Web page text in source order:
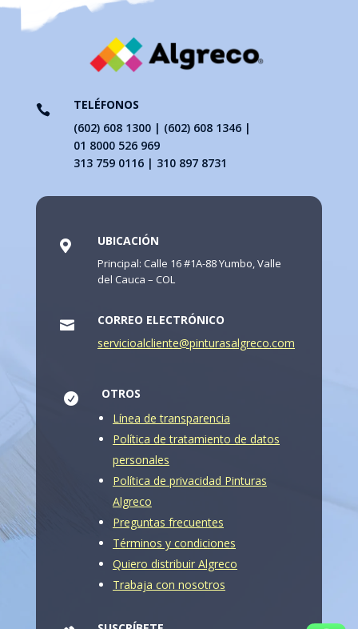

TELÉFONOS
(602) 608 1300 | (602) 608 1346 |
01 8000 526 969
313 759 0116 | 310 897 8731
 UBICACIÓN
Principal: Calle 16 #1A-88 Yumbo, Valle
del Cauca – COL

CORREO ELECTRÓNICO
servicioalcliente@pinturasalgreco.com

OTROS
Línea de transparencia
Política de tratamiento de datos
personales
Política de privacidad Pinturas
Algreco
Preguntas frecuentes
Términos y condiciones
Quiero distribuir Algreco
Trabaja con nosotros